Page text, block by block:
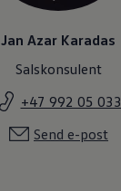
Jan Azar Karadas
Salskonsulent
+47 992 05 033
Send e-post